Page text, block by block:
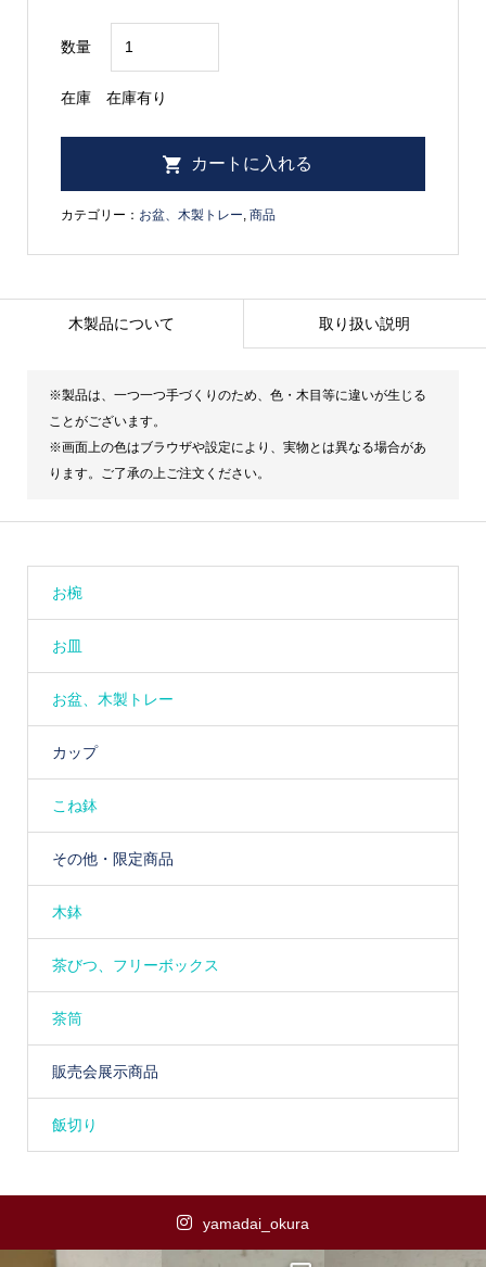
数量
在庫 在庫有り
カテゴリー： お盆、木製トレー 商品
木製品について 取り扱い説明
※製品は、一つ一つ手づくりのため、色・木目等に違いが生じる
ことがございます。
※画面上の色はブラウザや設定により、実物とは異なる場合があ
ります。ご了承の上ご注文ください。
お椀
お皿
お盆、木製トレー
カップ
こね鉢
その他・限定商品
木鉢
茶びつ、フリーボックス
茶筒
販売会展示商品
飯切り
yamadai_okura